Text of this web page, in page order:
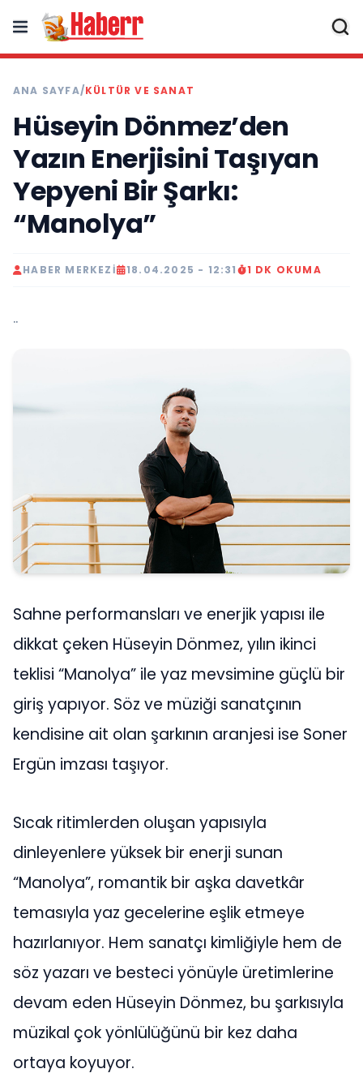
ANA SAYFA/KÜLTÜR VE SANAT
Hüseyin Dönmez’den
Yazın Enerjisini Taşıyan
Yepyeni Bir Şarkı:
“Manolya”
HABER MERKEZI 18.04.2025 - 12:31 1 DK OKUMA
..
Sahne performansları ve enerjik yapısı ile
dikkat çeken Hüseyin Dönmez, yılın ikinci
teklisi “Manolya” ile yaz mevsimine güçlü bir
giriş yapıyor. Söz ve müziği sanatçının
kendisine ait olan şarkının aranjesi ise Soner
Ergün imzası taşıyor.
Sıcak ritimlerden oluşan yapısıyla
dinleyenlere yüksek bir enerji sunan
“Manolya”, romantik bir aşka davetkâr
temasıyla yaz gecelerine eşlik etmeye
hazırlanıyor. Hem sanatçı kimliğiyle hem de
söz yazarı ve besteci yönüyle üretimlerine
devam eden Hüseyin Dönmez, bu şarkısıyla
müzikal çok yönlülüğünü bir kez daha
ortaya koyuyor.